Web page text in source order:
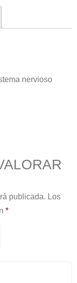
nervioso
publicada. Los
*